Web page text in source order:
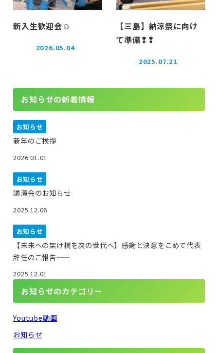
新入生歓迎会☺️
投稿日
2026.05.04
【三島】納涼祭に向け
て準備❢❢
投稿日
2025.07.21
お知らせの新着情報
お知らせ
新年のご挨拶
2026.01.01
お知らせ
講演会のお知らせ
2025.12.06
お知らせ
【未来への架け橋を次の世代へ】――感謝と決意をこめて代表
辞任のご報告――
2025.12.01
お知らせのカテゴリー
Youtube動画
お知らせ